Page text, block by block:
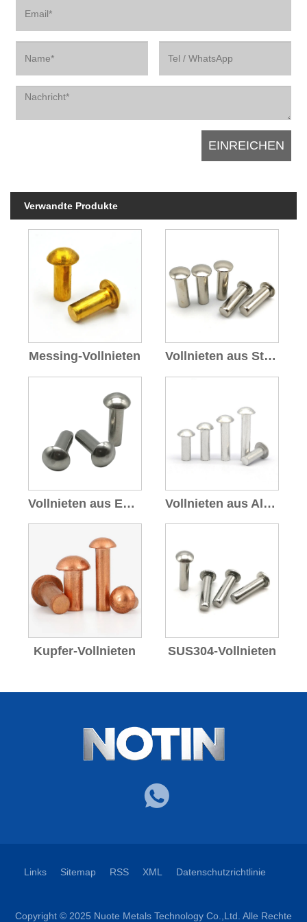
Verwandte Produkte
Messing-Vollnieten Vollnieten aus Stahl
Vollnieten aus Edelstahl Vollnieten aus Aluminium
Kupfer-Vollnieten SUS304-Vollnieten
Links Sitemap RSS XML Datenschutzrichtlinie
Copyright © 2025 Nuote Metals Technology Co.,Ltd. Alle Rechte